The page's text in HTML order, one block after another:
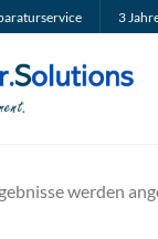
3
werden